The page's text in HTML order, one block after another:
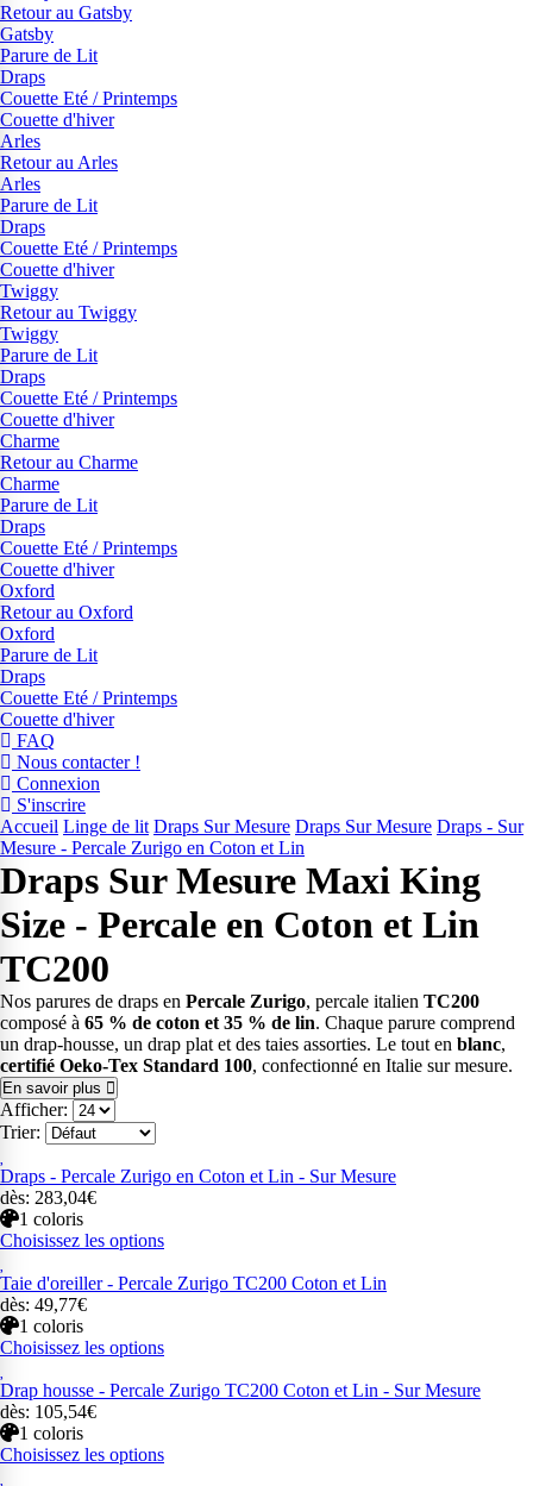
Retour au Gatsby
Gatsby
Parure de Lit
Draps
Couette Eté / Printemps
Couette d'hiver
Arles
Retour au Arles
Arles
Parure de Lit
Draps
Couette Eté / Printemps
Couette d'hiver
Twiggy
Retour au Twiggy
Twiggy
Parure de Lit
Draps
Couette Eté / Printemps
Couette d'hiver
Charme
Retour au Charme
Charme
Parure de Lit
Draps
Couette Eté / Printemps
Couette d'hiver
Oxford
Retour au Oxford
Oxford
Parure de Lit
Draps
Couette Eté / Printemps
Couette d'hiver
FAQ
Nous contacter !
Connexion
S'inscrire
Accueil Linge de lit Draps Sur Mesure Draps Sur Mesure Draps - Sur
Mesure - Percale Zurigo en Coton et Lin
Draps Sur Mesure Maxi King
Size - Percale en Coton et Lin
TC200
Nos parures de draps en Percale Zurigo, percale italien TC200
composé à 65 % de coton et 35 % de lin. Chaque parure comprend
un drap-housse, un drap plat et des taies assorties. Le tout en blanc,
certifié Oeko-Tex Standard 100, confectionné en Italie sur mesure.
En savoir plus
Afficher:
Trier:
Draps - Percale Zurigo en Coton et Lin - Sur Mesure
dès: 283,04€
1 coloris
Choisissez les options
Taie d'oreiller - Percale Zurigo TC200 Coton et Lin
dès: 49,77€
1 coloris
Choisissez les options
Drap housse - Percale Zurigo TC200 Coton et Lin - Sur Mesure
dès: 105,54€
1 coloris
Choisissez les options